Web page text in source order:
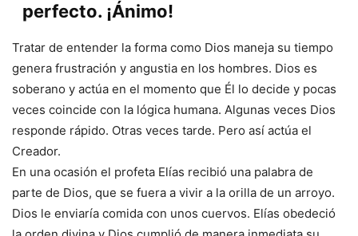
perfecto. ¡Ánimo!
Tratar de entender la forma como Dios maneja su tiempo
genera frustración y angustia en los hombres. Dios es
soberano y actúa en el momento que Él lo decide y pocas
veces coincide con la lógica humana. Algunas veces Dios
responde rápido. Otras veces tarde. Pero así actúa el
Creador.
En una ocasión el profeta Elías recibió una palabra de
parte de Dios, que se fuera a vivir a la orilla de un arroyo.
Dios le enviaría comida con unos cuervos. Elías obedeció